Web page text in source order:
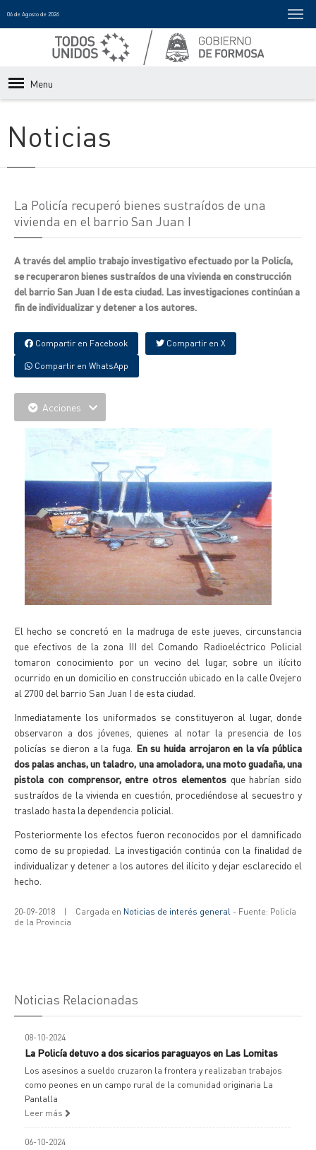
06 de Agosto de 2026
Menu
Noticias
La Policía recuperó bienes sustraídos de una
vivienda en el barrio San Juan I
A través del amplio trabajo investigativo efectuado por la Policía,
se recuperaron bienes sustraídos de una vivienda en construcción
del barrio San Juan I de esta ciudad. Las investigaciones continúan a
fin de individualizar y detener a los autores.
Compartir en Facebook Compartir en X
Compartir en WhatsApp
Acciones
El hecho se concretó en la madruga de este jueves, circunstancia
que efectivos de la zona III del Comando Radioeléctrico Policial
tomaron conocimiento por un vecino del lugar, sobre un ilícito
ocurrido en un domicilio en construcción ubicado en la calle Ovejero
al 2700 del barrio San Juan I de esta ciudad.
Inmediatamente los uniformados se constituyeron al lugar, donde
observaron a dos jóvenes, quienes al notar la presencia de los
policías se dieron a la fuga. En su huida arrojaron en la vía pública
dos palas anchas, un taladro, una amoladora, una moto guadaña, una
pistola con comprensor, entre otros elementos que habrían sido
sustraídos de la vivienda en cuestión, procediéndose al secuestro y
traslado hasta la dependencia policial.
Posteriormente los efectos fueron reconocidos por el damnificado
como de su propiedad. La investigación continúa con la finalidad de
individualizar y detener a los autores del ilícito y dejar esclarecido el
hecho.
20-09-2018 | Cargada en Noticias de interés general - Fuente: Policía
de la Provincia
Noticias Relacionadas
08-10-2024
La Policía detuvo a dos sicarios paraguayos en Las Lomitas
Los asesinos a sueldo cruzaron la frontera y realizaban trabajos
como peones en un campo rural de la comunidad originaria La
Pantalla
Leer más
06-10-2024